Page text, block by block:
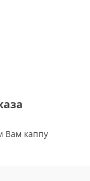
Вам каппу